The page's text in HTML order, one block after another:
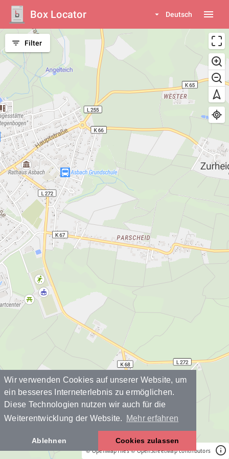
Wir verwenden Cookies auf unserer Website, um
ein besseres Interneterlebnis zu ermöglichen.
Diese Technologien nutzen wir auch für die
Weiterentwicklung der Website.
Mehr erfahren
Ablehnen Cookies zulassen
Box Locator arrow_drop_down Deutsch menu
© OpenMapTiles © OpenStreetMap contributors
filter_list Filter